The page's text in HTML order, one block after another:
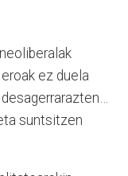
ez duela
suntsitzen